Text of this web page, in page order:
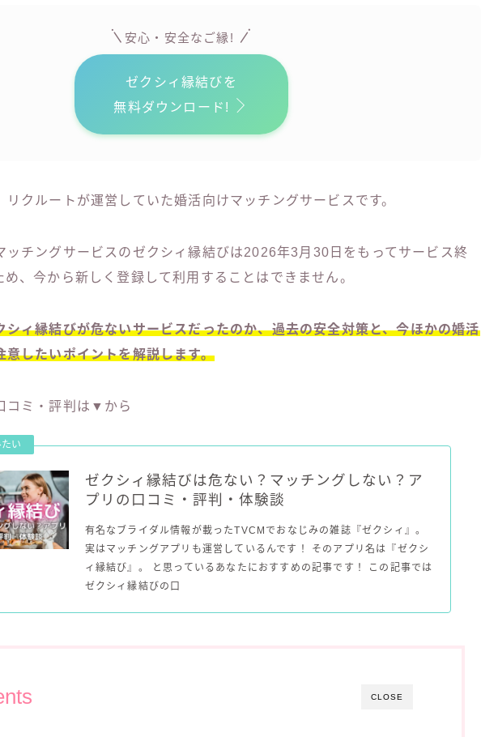
安心・安全なご縁!
ゼクシィ縁結びを
無料ダウンロード!
リクルートが運営していた婚活向けマッチングサービスです。
ッチングサービスのゼクシィ縁結びは2026年3月30日をもってサービス終
、今から新しく登録して利用することはできません。
シィ縁結びが危ないサービスだったのか、過去の安全対策と、今ほかの婚活
意したいポイントを解説します。
コミ・評判は▼から
ゼクシィ縁結びは危ない？マッチングしない？ア
プリの口コミ・評判・体験談
有名なブライダル情報が載ったTVCMでおなじみの雑誌『ゼクシィ』。
実はマッチングアプリも運営しているんです！ そのアプリ名は『ゼクシ
ィ縁結び』。 と思っているあなたにおすすめの記事です！ この記事では
ゼクシィ縁結びの口
CLOSE